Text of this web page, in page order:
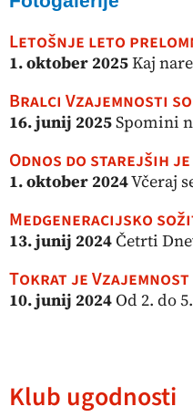
Letošnje leto
1. oktober 2025Kaj
Bralci Vzajemnosti
16. junij 2025Spomini
Odnos do starejših
1. oktober 2024Včeraj
Medgeneracijsko
13. junij 2024Četrti
Tokrat je
10. junij 2024Od 2. do
Klub ugodnosti